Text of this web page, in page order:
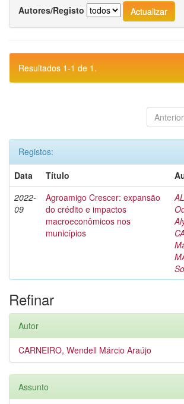
Autores/Registo
Resultados 1-1 de 1.
Anterior
Registos:
Data
Título
2022-
09
Agroamigo Crescer: expansão
do crédito e impactos
macroeconômicos nos
municípios
Refinar
Autor
CARNEIRO, Wendell Márcio Araújo
Assunto